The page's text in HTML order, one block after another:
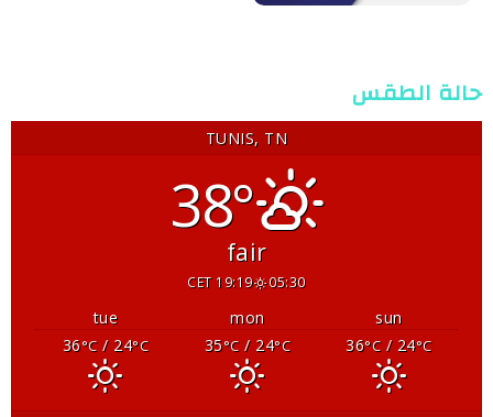
حالة الطقس
TUNIS, TN
38°
fair
05:30
19:19 CET
sun
mon
tue
36°C/ 24°C
35°C/ 24°C
36°C/ 24°C